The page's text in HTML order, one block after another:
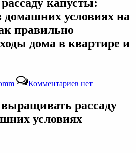
условиях на
правильно
дома в квартире и
Комментариевзаписи
вырастить
капусты:
нет
рассаду
условиях